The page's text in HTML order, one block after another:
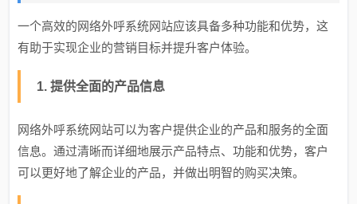
一个高效的网络外呼系统网站应该具备多种功能和优势，这
有助于实现企业的营销目标并提升客户体验。
1. 提供全面的产品信息
网络外呼系统网站可以为客户提供企业的产品和服务的全面
信息。通过清晰而详细地展示产品特点、功能和优势，客户
可以更好地了解企业的产品，并做出明智的购买决策。